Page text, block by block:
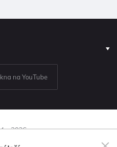
na YouTube
- 2026